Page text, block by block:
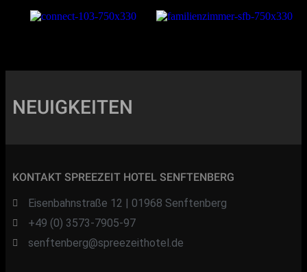
NEUIGKEITEN
KONTAKT SPREEZEIT HOTEL SENFTENBERG
Eisenbahnstraße 12 | 01968 Senftenberg
+49 (0) 3573-7905-97
senftenberg@spreezeithotel.de